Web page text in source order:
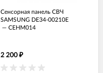
Сенсорная панель СВЧ
SAMSUNG DE34-00210E
— СЕНМ014
2 200 ₽